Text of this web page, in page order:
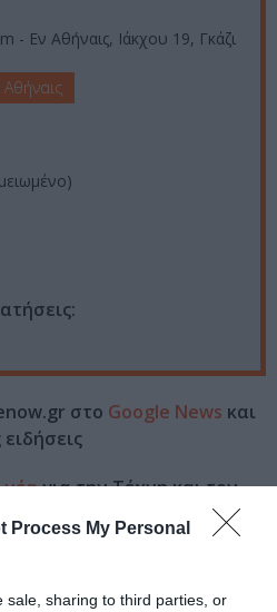
Process My Personal
sale, sharing to third parties, or
- Εν Αθήναις, Ιάκχου 19, Γκάζι
στο Google News και
νέαγια την Τέχνη και τον